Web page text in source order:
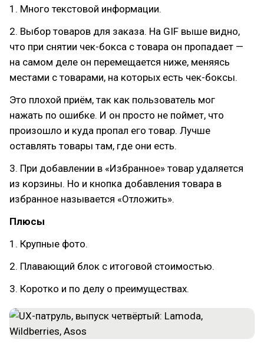
1. Много текстовой информации.
2. Выбор товаров для заказа. На GIF выше видно,
что при снятии чек-бокса с товара он пропадает —
на самом деле он перемещается ниже, меняясь
местами с товарами, на которых есть чек-боксы.
Это плохой приём, так как пользователь мог
нажать по ошибке. И он просто не поймет, что
произошло и куда пропал его товар. Лучше
оставлять товары там, где они есть.
3. При добавлении в «Избранное» товар удаляется
из корзины. Но и кнопка добавления товара в
избранное называется «Отложить».
Плюсы
1. Крупные фото.
2. Плавающий блок с итоговой стоимостью.
3. Коротко и по делу о преимуществах.